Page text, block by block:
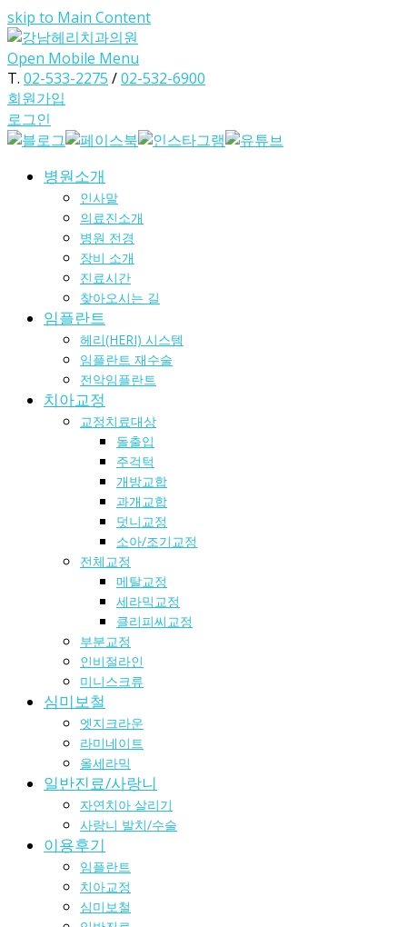
skip to Main Content
Open Mobile Menu
T. 02-533-2275 /02-532-6900
회원가입
로그인
병원소개
인사말
의료진소개
병원 전경
장비 소개
진료시간
찾아오시는 길
임플란트
헤리(HERI) 시스템
임플란트 재수술
전악임플란트
치아교정
교정치료대상
돌출입
주걱턱
개방교합
과개교합
덧니교정
소아/조기교정
전체교정
메탈교정
세라믹교정
클리피씨교정
부분교정
인비절라인
미니스크류
심미보철
엣지크라운
라미네이트
올세라믹
일반진료/사랑니
자연치아 살리기
사랑니 발치/수술
이용후기
임플란트
치아교정
심미보철